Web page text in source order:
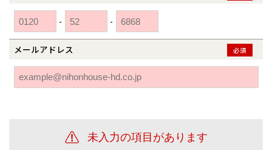
- -
メールアドレス 必須
広島
山口
宮崎
鹿児島
群馬県
伊勢崎
宮崎県
宮崎
鹿児島県
鹿児島